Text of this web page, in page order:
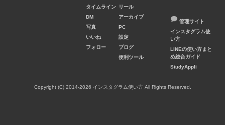
タイムライン
DM
写真
いいね
フォロー
リール
アーカイブ
PC
設定
ブログ
便利ツール
管理サイト
インスタグラム使
い方
LINEの使い方まと
め総合ガイド
StudyAppli
Copyright (C) 2014-2026 インスタグラム使い方 All Rights Reserved.